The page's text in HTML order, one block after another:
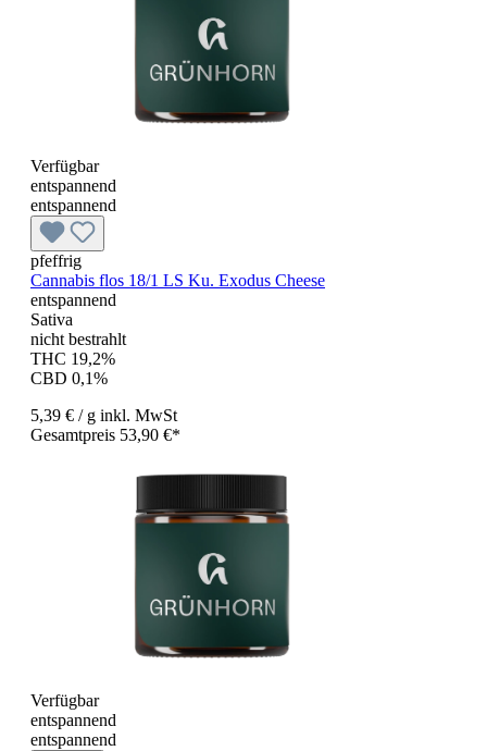
Verfügbar
entspannend
entspannend
pfeffrig
Cannabis flos 18/1 LS Ku. Exodus Cheese
entspannend
Sativa
nicht bestrahlt
THC 19,2%
CBD 0,1%
5,39 € / g inkl. MwSt
Gesamtpreis 53,90 €*
Verfügbar
entspannend
entspannend